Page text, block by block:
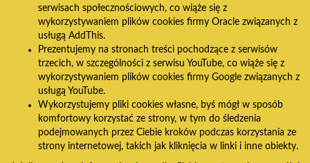
serwisach społecznościowych, co wiąże się z
wykorzystywaniem plików cookies firmy Oracle związanych z
usługą AddThis.
Prezentujemy na stronach treści pochodzące z serwisów
trzecich, w szczególności z serwisu YouTube, co wiąże się z
wykorzystywaniem plików cookies firmy Google związanych z
usługą YouTube.
Wykorzystujemy pliki cookies własne, byś mógł w sposób
komfortowy korzystać ze strony, w tym do śledzenia
podejmowanych przez Ciebie kroków podczas korzystania ze
strony internetowej, takich jak kliknięcia w linki i inne obiekty.